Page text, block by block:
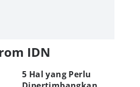
IDN
5 Hal yang Perlu